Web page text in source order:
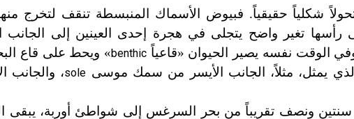
شكلياً حقيقياً. فبيوض الأسماك المنبسطة تنقف لتخرج
رأسها تغير واضح يتجلى في هجرة إحدى العينين إلى
الوقت نفسه يصير الحيوان «قاعياً benthic» ويحط على قاع
يمثل، مثلاً، الجانب الأيسر من سمك موسى sole، والجانب
سنتين ونصف تقريباً من بحر السرغس إلى شواطئ أوربة،